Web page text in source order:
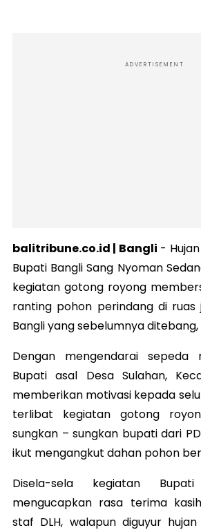
ADVERTISEMENT
balitribune.co.id | Bangli -
Bupati Bangli Sang Nyoman
kegiatan gotong royong
ranting pohon perindang di
Bangli yang sebelumnya ditebang,
Dengan mengendarai
Bupati asal Desa Sulahan,
memberikan motivasi kepada
terlibat kegiatan gotong
sungkan – sungkan bupati dari
ikut mengangkut dahan pohon
Disela-sela kegiatan
mengucapkan rasa terima
staf DLH, walapun diguyur